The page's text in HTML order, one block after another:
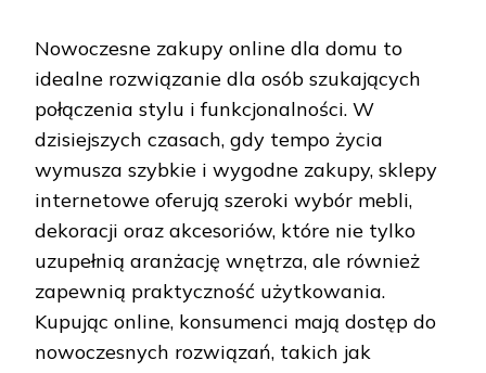
Nowoczesne zakupy online dla domu to
idealne rozwiązanie dla osób szukających
połączenia stylu i funkcjonalności. W
dzisiejszych czasach, gdy tempo życia
wymusza szybkie i wygodne zakupy, sklepy
internetowe oferują szeroki wybór mebli,
dekoracji oraz akcesoriów, które nie tylko
uzupełnią aranżację wnętrza, ale również
zapewnią praktyczność użytkowania.
Kupując online, konsumenci mają dostęp do
nowoczesnych rozwiązań, takich jak